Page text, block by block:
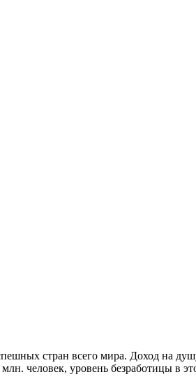
стран всего мира. Доход на
человек, уровень безработицы в